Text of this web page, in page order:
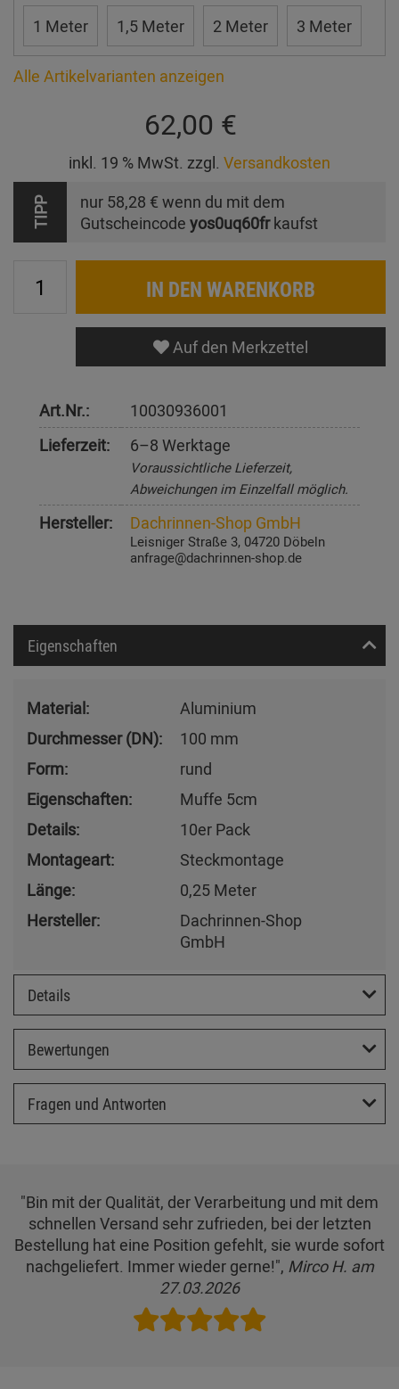
1 Meter 1,5 Meter 2 Meter 3 Meter
Alle Artikelvarianten anzeigen
62,00 €
inkl. 19 % MwSt. zzgl. Versandkosten
TIPP nur 58,28 € wenn du mit dem
Gutscheincode yos0uq60frkaufst
IN DEN WARENKORB
Auf den Merkzettel
Art.Nr.:
10030936001
Lieferzeit:
6–8 Werktage
Voraussichtliche Lieferzeit,
Abweichungen im Einzelfall möglich.
Hersteller: Dachrinnen-Shop GmbH
Leisniger Straße 3, 04720 Döbeln
anfrage@dachrinnen-shop.de
Eigenschaften
Material:
Aluminium
Durchmesser (DN):
100 mm
Form:
rund
Eigenschaften:
Muffe 5cm
Details:
10er Pack
Montageart:
Steckmontage
Länge:
0,25 Meter
Hersteller:
Dachrinnen-Shop
GmbH
Details
Bewertungen
Fragen und Antworten
"Bin mit der Qualität, der Verarbeitung und mit dem
schnellen Versand sehr zufrieden, bei der letzten
Bestellung hat eine Position gefehlt, sie wurde sofort
nachgeliefert. Immer wieder gerne!", Mirco H. am
27.03.2026